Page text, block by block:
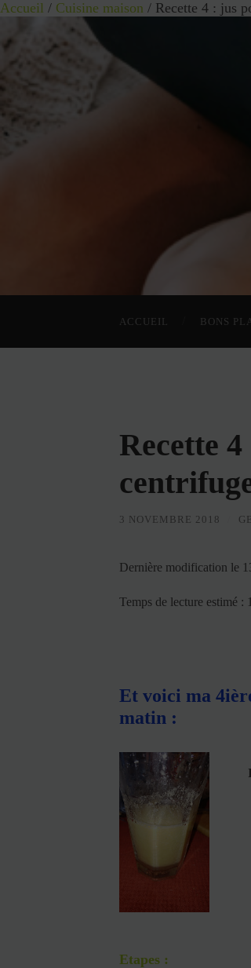
Accueil / Cuisine maison / Recette 4 : jus
ACCUEIL BONS
Recette
3 NOVEMBRE 2018
Dernière modification le
Temps de lecture estimé :
Et voici ma
matin :
Etapes :